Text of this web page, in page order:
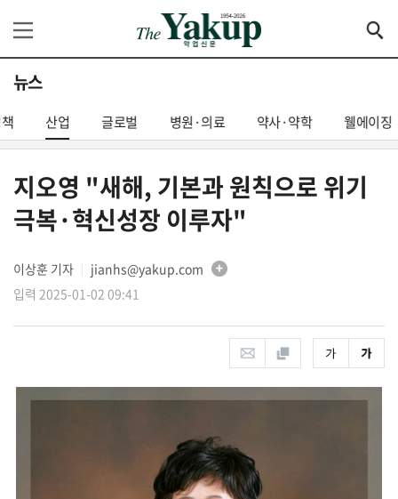
뉴스
산업 글로벌 병원·의료 약사·약학 웰에이징
지오영 "새해, 기본과 원칙으로 위기
극복·혁신성장 이루자"
이상훈 기자
jianhs@yakup.com
입력 2025-01-02 09:41